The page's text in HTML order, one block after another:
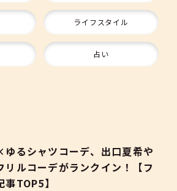
ライフスタイル
占い
るシャツコーデ、出口夏希や
リルコーデがランクイン！【フ
TOP5】